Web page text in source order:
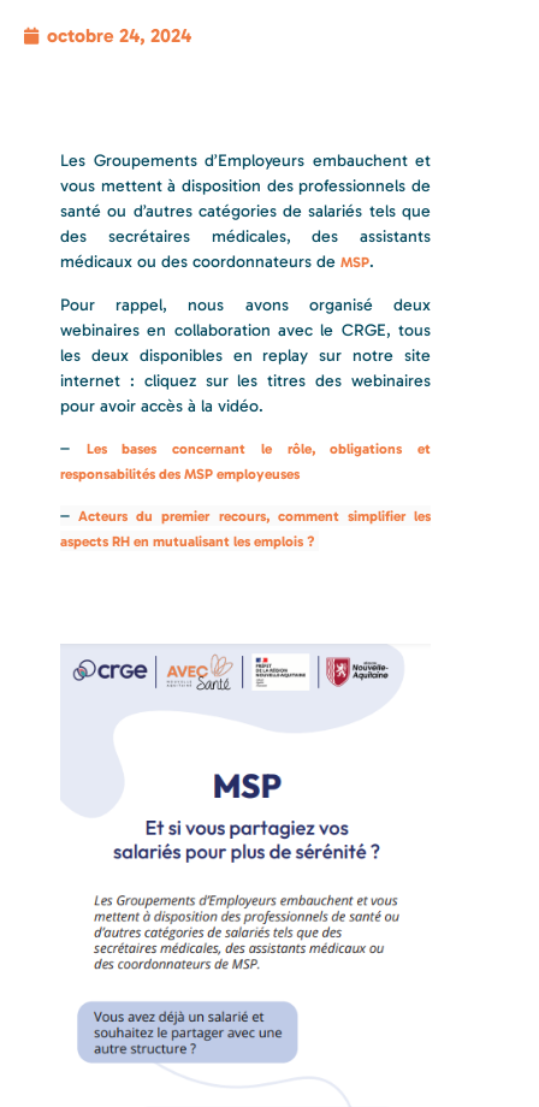
octobre 24, 2024
Les Groupements d’Employeurs embauchent et
vous mettent à disposition des professionnels de
santé ou d’autres catégories de salariés tels que
des secrétaires médicales, des assistants
médicaux ou des coordonnateurs de MSP.
Pour rappel, nous avons organisé deux
webinaires en collaboration avec le CRGE, tous
les deux disponibles en replay sur notre site
internet : cliquez sur les titres des webinaires
pour avoir accès à la vidéo.
–
Les bases concernant le rôle, obligations et
responsabilités des MSP employeuses
– Acteurs du premier recours, comment simplifier les
aspects RH en mutualisant les emplois ?